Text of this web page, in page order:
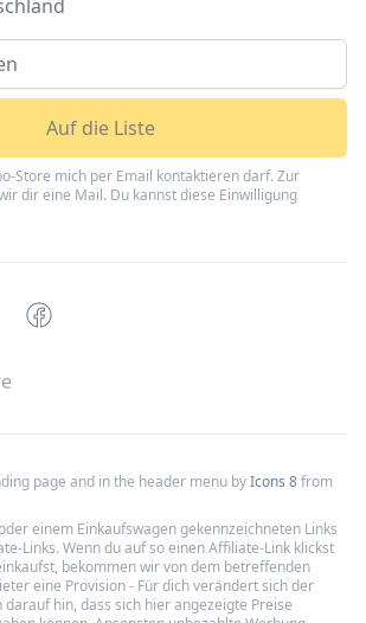
Auf die Liste
Store mich per Email kontaktieren darf. Zur
dir eine Mail. Du kannst diese Einwilligung
Facebook
page and in the header menu byIcons 8from
einem Einkaufswagen gekennzeichneten Links
Links. Wenn du auf so einen Affiliate-Link klickst
bekommen wir von dem betreffenden
eine Provision - Für dich verändert sich der
darauf hin, dass sich hier angezeigte Preise